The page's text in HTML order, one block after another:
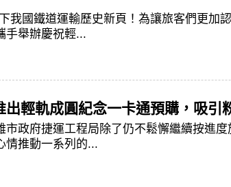
我國鐵道運輸歷史新頁！為讓旅客們更加
手舉辦慶祝輕...
出輕軌成圓紀念一卡通預購，吸引
政府捷運工程局除了仍不鬆懈繼續按進
情推動一系列的...